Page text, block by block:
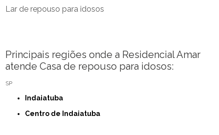
Lar de repouso para idosos
Principais regiões onde a Residencial Amar
atende Casa de repouso para idosos:
SP
Indaiatuba
Centro de Indaiatuba